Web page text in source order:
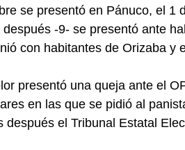
se presentó en Pánuco, el 1
-9- se presentó ante
con habitantes de Orizaba y
presentó una queja ante el
en las que se pidió al
después el Tribunal Estatal